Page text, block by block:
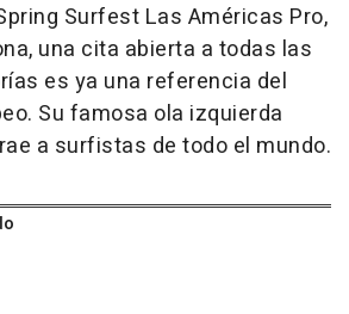
Surfest Las Américas Pro,
una cita abierta a todas las
es ya una referencia del
Su famosa ola izquierda
a surfistas de todo el mundo.